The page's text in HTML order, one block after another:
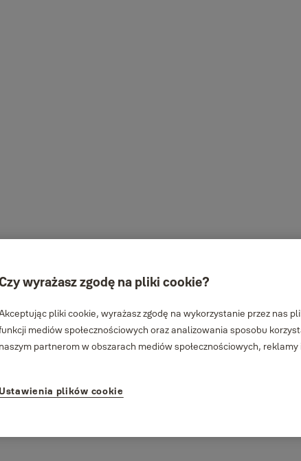
Czy wyrażasz zgodę na pliki cookie?
pliki cookie, wyrażasz zgodę na wykorzystanie przez nas
mediów społecznościowych oraz analizowania sposobu
naszym partnerom w obszarach mediów społecznościowych,
Ustawienia plików cookie